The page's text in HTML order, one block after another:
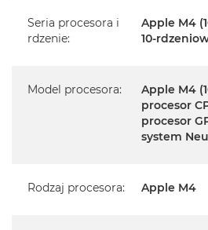
Zawartość zestawu:
Magic Keyboard z Touch ID
Przewód zasilający (2 m)
Seria procesora i
rdzenie:
Apple M4
10-
Model procesora:
Apple M4
procesor
procesor
system
Rodzaj procesora: Apple M4